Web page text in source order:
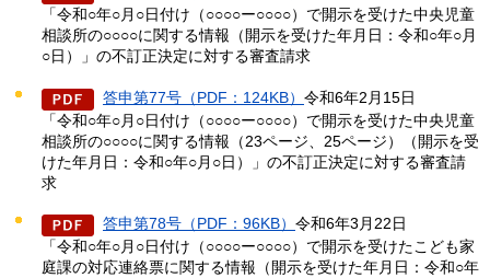
「令和○年○月○日付け（○○○○ー○○○○）で開示を受けた中央児童
相談所の○○○○に関する情報（開示を受けた年月日：令和○年○月
○日）」の不訂正決定に対する審査請求
答申第77号（PDF：124KB） 令和6年2月15日
「令和○年○月○日付け（○○○○ー○○○○）で開示を受けた中央児童
相談所の○○○○に関する情報（23ページ、25ページ）（開示を受
けた年月日：令和○年○月○日）」の不訂正決定に対する審査請
求
答申第78号（PDF：96KB） 令和6年3月22日
「令和○年○月○日付け（○○○○ー○○○○）で開示を受けたこども家
庭課の対応連絡票に関する情報（開示を受けた年月日：令和○年